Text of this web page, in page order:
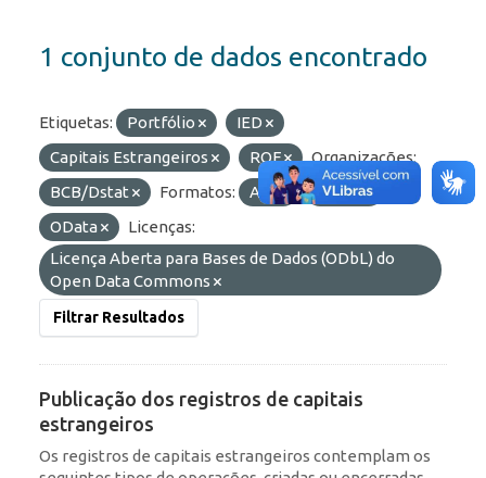
1 conjunto de dados encontrado
Etiquetas: Portfólio
IED
Capitais Estrangeiros
ROF
Organizações:
BCB/Dstat
Formatos: API
HTML
OData
Licenças:
Licença Aberta para Bases de Dados (ODbL) do
Open Data Commons
Filtrar Resultados
Publicação dos registros de capitais
estrangeiros
Os registros de capitais estrangeiros contemplam os